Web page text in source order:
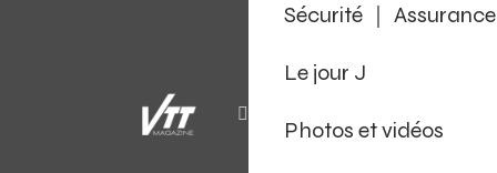
Sécurité ｜ Assurance
Le jour J
Photos et vidéos